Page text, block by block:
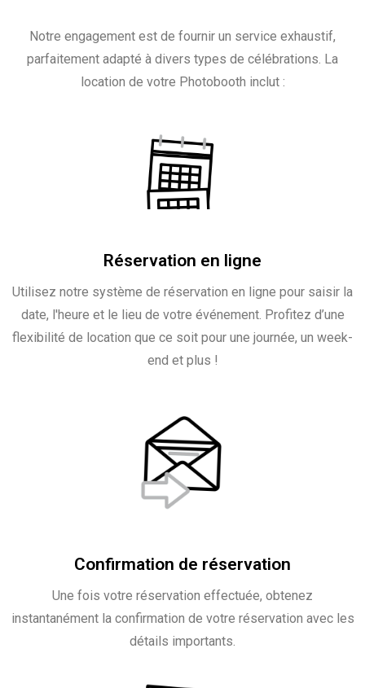
Notre engagement est de fournir un service exhaustif,
parfaitement adapté à divers types de célébrations. La
location de votre Photobooth inclut :
Réservation en ligne
Utilisez notre système de réservation en ligne pour saisir la
date, l'heure et le lieu de votre événement. Profitez d’une
flexibilité de location que ce soit pour une journée, un week-
end et plus !
Confirmation de réservation
Une fois votre réservation effectuée, obtenez
instantanément la confirmation de votre réservation avec les
détails importants.